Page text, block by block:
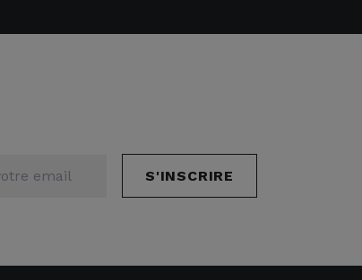
S'INSCRIRE